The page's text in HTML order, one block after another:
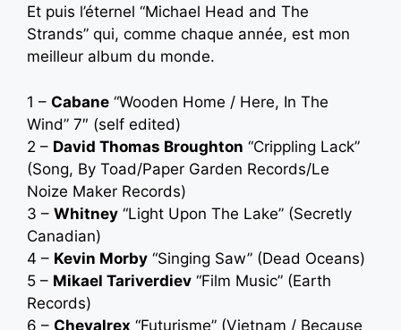
Et puis l’éternel “Michael Head and The
Strands” qui, comme chaque année, est mon
meilleur album du monde.
1 – Cabane “Wooden Home / Here, In The
Wind” 7″ (self edited)
2 – David Thomas Broughton “Crippling Lack”
(Song, By Toad/Paper Garden Records/Le
Noize Maker Records)
3 – Whitney “Light Upon The Lake” (Secretly
Canadian)
4 – Kevin Morby “Singing Saw” (Dead Oceans)
5 – Mikael Tariverdiev “Film Music” (Earth
Records)
6 – Chevalrex “Futurisme” (Vietnam / Because